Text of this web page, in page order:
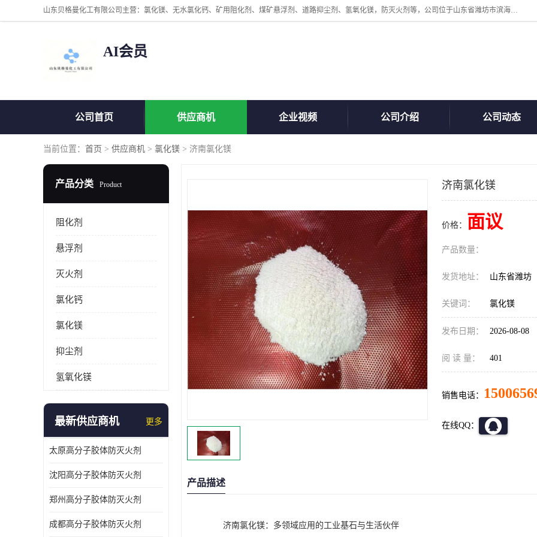
山东贝格曼化工有限公司主营：氯化镁、无水氯化钙、矿用阻化剂、煤矿悬浮剂、道路抑尘剂、氢氧化镁，防灭火剂等，公司位于山东省潍坊市滨海经济开发区,是专业从事对各种精细化工集研究、开发、制造于一体的现代化大型跨境化工企业，公司本着诚信经营、给每一位客户提供专业服务。
AI会员
公司首页 供应商机 企业视频 公司介绍 公司动态
当前位置： 首页 > 供应商机 > 氯化镁 > 济南氯化镁
产品分类 Product
阻化剂
悬浮剂
灭火剂
氯化钙
氯化镁
抑尘剂
氢氧化镁
最新供应商机 更多
太原高分子胶体防灭火剂
沈阳高分子胶体防灭火剂
郑州高分子胶体防灭火剂
成都高分子胶体防灭火剂
济南氯化镁
价格： 面议
产品数量：
发货地址： 山东省潍坊
关键词： 氯化镁
发布日期： 2026-08-08
阅 读 量： 401
销售电话：
在线QQ：
产品描述
济南氯化镁：多领域应用的工业基石与生活伙伴